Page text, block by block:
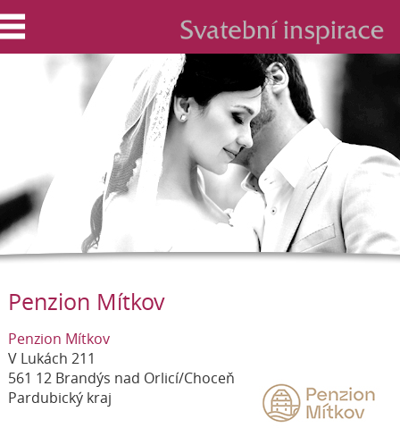
Penzion Mítkov
Penzion Mítkov
V Lukách 211
561 12 Brandýs nad Orlicí/Choceň
Pardubický kraj